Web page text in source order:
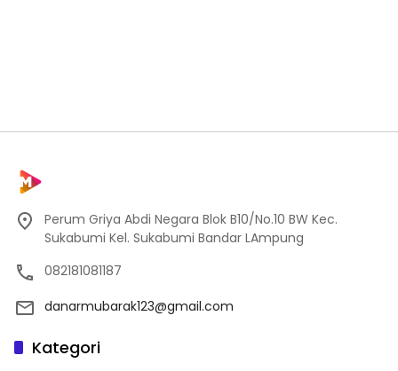
Perum Griya Abdi Negara Blok B10/No.10 BW Kec.
Sukabumi Kel. Sukabumi Bandar LAmpung
082181081187
danarmubarak123@gmail.com
Kategori